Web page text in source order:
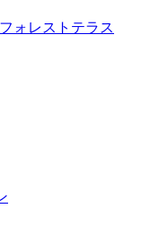
ォレストテラス